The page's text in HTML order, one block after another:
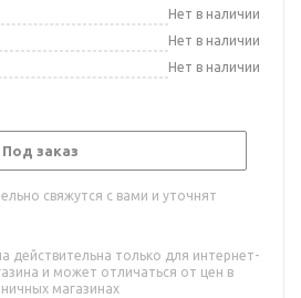
Нет в наличии
Нет в наличии
Нет в наличии
Под заказ
свяжутся с вами и уточнят
действительна только для интернет-
и может отличаться от цен в
магазинах